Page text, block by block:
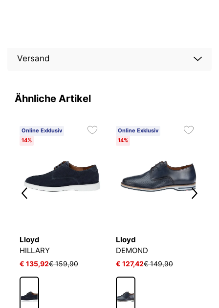
Versand
Ähnliche Artikel
Online Exklusiv
14%
Lloyd
HILLARY
€ 135,92€ 159,90
Online Exklusiv
14%
Lloyd
DEMOND
€ 127,42€ 149,90